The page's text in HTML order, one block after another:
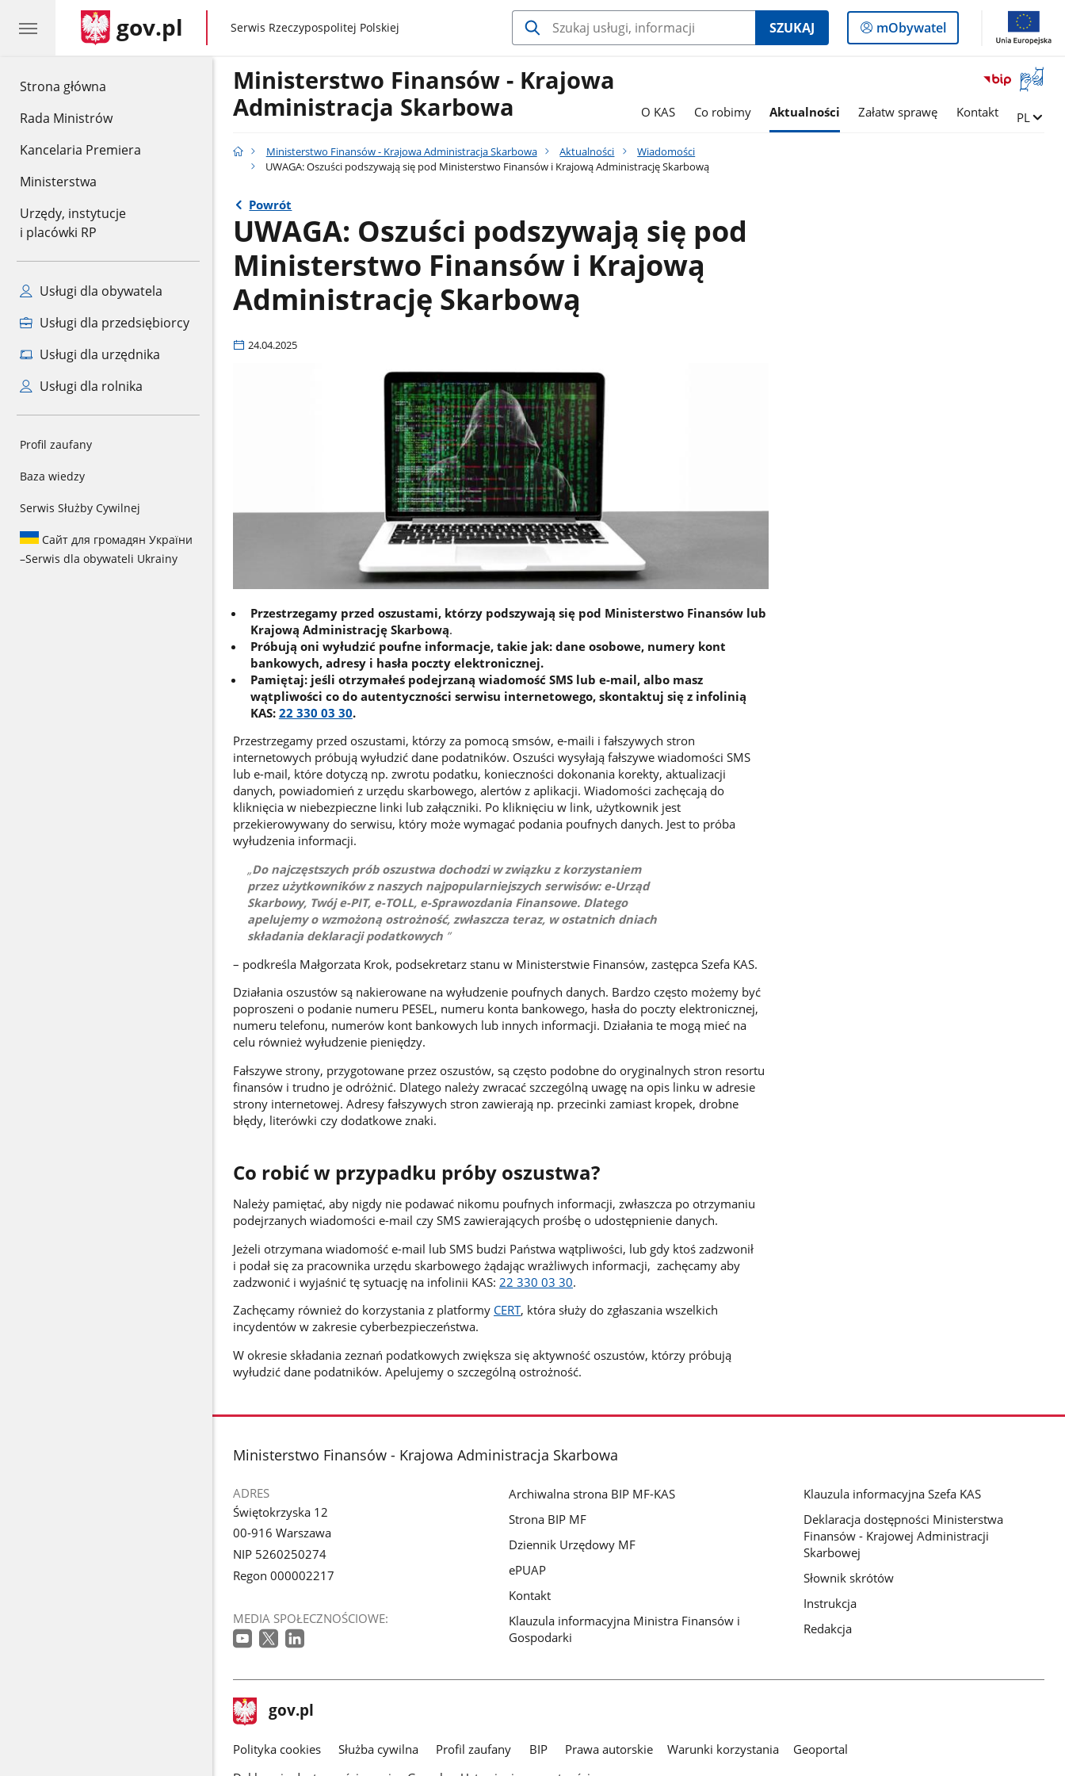
Strona główna
Rada Ministrów
Kancelaria Premiera
Ministerstwa
Urzędy, instytucje
i placówki RP
Usługi dla obywatela
Usługi dla przedsiębiorcy
Usługi dla urzędnika
Usługi dla rolnika
Profil zaufany
Baza wiedzy
Serwis Służby Cywilnej
Сайт для громадян України
–Serwis dla obywateli Ukrainy
gov.pl gov.pl
Serwis Rzeczypospolitej Polskiej SZUKAJ
Logowanie
do
mObywatel
Otwórz
okno
Ministerstwo Finansów - Krajowa
Administracja Skarbowa
O KAS Co robimy Aktualności Załatw sprawę Kontakt Zmień
PL
Ministerstwo Finansów - Krajowa Administracja Skarbowa Aktualności
Wiadomości
UWAGA: Oszuści podszywają się pod Ministerstwo Finansów i Krajową Administrację Skarbową
Powrót
UWAGA: Oszuści podszywają się pod
Ministerstwo Finansów i Krajową
Administrację Skarbową
24.04.2025
Przestrzegamy przed oszustami, którzy podszywają się pod Ministerstwo Finansów lub
Krajową Administrację Skarbową.
Próbują oni wyłudzić poufne informacje, takie jak: dane osobowe, numery kont
bankowych, adresy i hasła poczty elektronicznej.
Pamiętaj: jeśli otrzymałeś podejrzaną wiadomość SMS lub e-mail, albo masz
wątpliwości co do autentyczności serwisu internetowego, skontaktuj się z infolinią
KAS: 22 330 03 30.
Przestrzegamy przed oszustami, którzy za pomocą smsów, e-maili i fałszywych stron
internetowych próbują wyłudzić dane podatników. Oszuści wysyłają fałszywe wiadomości SMS
lub e-mail, które dotyczą np. zwrotu podatku, konieczności dokonania korekty, aktualizacji
danych, powiadomień z urzędu skarbowego, alertów z aplikacji. Wiadomości zachęcają do
kliknięcia w niebezpieczne linki lub załączniki. Po kliknięciu w link, użytkownik jest
przekierowywany do serwisu, który może wymagać podania poufnych danych. Jest to próba
wyłudzenia informacji.
Do najczęstszych prób oszustwa dochodzi w związku z korzystaniem
przez użytkowników z naszych najpopularniejszych serwisów: e-Urząd
Skarbowy, Twój e-PIT, e-TOLL, e-Sprawozdania Finansowe. Dlatego
apelujemy o wzmożoną ostrożność, zwłaszcza teraz, w ostatnich dniach
składania deklaracji podatkowych
– podkreśla Małgorzata Krok, podsekretarz stanu w Ministerstwie Finansów, zastępca Szefa KAS.
Działania oszustów są nakierowane na wyłudzenie poufnych danych. Bardzo często możemy być
poproszeni o podanie numeru PESEL, numeru konta bankowego, hasła do poczty elektronicznej,
numeru telefonu, numerów kont bankowych lub innych informacji. Działania te mogą mieć na
celu również wyłudzenie pieniędzy.
Fałszywe strony, przygotowane przez oszustów, są często podobne do oryginalnych stron resortu
finansów i trudno je odróżnić. Dlatego należy zwracać szczególną uwagę na opis linku w adresie
strony internetowej. Adresy fałszywych stron zawierają np. przecinki zamiast kropek, drobne
błędy, literówki czy dodatkowe znaki.
Co robić w przypadku próby oszustwa?
Należy pamiętać, aby nigdy nie podawać nikomu poufnych informacji, zwłaszcza po otrzymaniu
podejrzanych wiadomości e-mail czy SMS zawierających prośbę o udostępnienie danych.
Jeżeli otrzymana wiadomość e-mail lub SMS budzi Państwa wątpliwości, lub gdy ktoś zadzwonił
i podał się za pracownika urzędu skarbowego żądając wrażliwych informacji, zachęcamy aby
zadzwonić i wyjaśnić tę sytuację na infolinii KAS: 22 330 03 30.
Zachęcamy również do korzystania z platformy CERT, która służy do zgłaszania wszelkich
incydentów w zakresie cyberbezpieczeństwa.
W okresie składania zeznań podatkowych zwiększa się aktywność oszustów, którzy próbują
wyłudzić dane podatników. Apelujemy o szczególną ostrożność.
stopka
Ministerstwo Finansów - Krajowa Administracja Skarbowa
ADRES
Świętokrzyska 12
00-916 Warszawa
NIP 5260250274
Regon 000002217
MEDIA SPOŁECZNOŚCIOWE:
Archiwalna strona BIP MF-KAS
Strona BIP MF
Dziennik Urzędowy MF
ePUAP
Kontakt
Klauzula informacyjna Ministra Finansów i
Gospodarki
Klauzula informacyjna Szefa KAS
Deklaracja dostępności Ministerstwa
Finansów - Krajowej Administracji
Skarbowej
Słownik skrótów
Instrukcja
Redakcja
stopka
gov.pl Strona
gov.pl
gov.pl
Polityka cookies Służba cywilna Profil zaufany BIP Prawa autorskie Warunki korzystania
Geoportal